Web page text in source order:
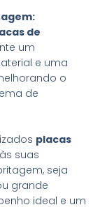
de
um
e uma
o
de
placas
suas
seja
grande
ideal e um